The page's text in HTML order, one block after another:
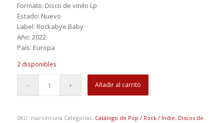
Formato: Disco de vinilo Lp
Estado: Nuevo
Label: Rockabye Baby
Año: 2022
País: Europa
2 disponibles
Añadir al carrito
SKU: marvincuna Categorías: Catálogo de Pop / Rock / Indie, Discos de